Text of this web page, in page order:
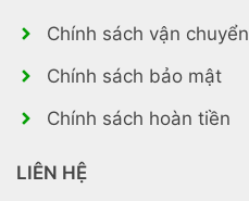
Chính sách vận chuyển
Chính sách bảo mật
Chính sách hoàn tiền
LIÊN HỆ